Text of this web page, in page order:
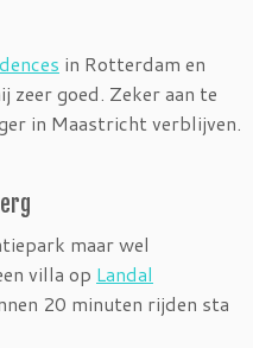
in Rotterdam en
zeer goed. Zeker aan te
in Maastricht verblijven.
maar wel
villa op Landal
20 minuten rijden sta